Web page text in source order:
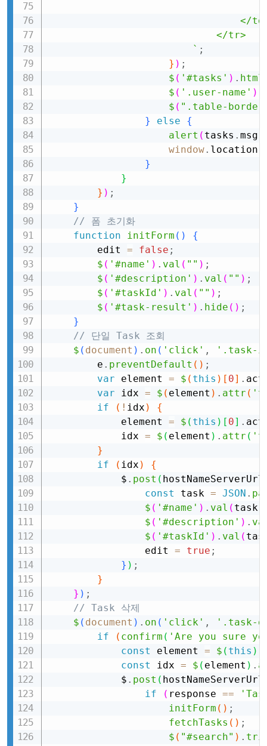
</
                            </tr>
` ;
} ) ;
$ ( '#tasks' ) . html
$ ( '.user-name' )
$ ( ".table-
}
else
{
alert ( tasks . msg
window. location
}
}
} ) ;
}
// 폼 초기화
function
initForm ( )
{
        edit
= false ;
$ ( '#name' ) . val ( "" ) ;
$ ( '#description' ) . val ( "" ) ;
$ ( '#taskId' ) . val ( "" ) ;
$ ( '#task-result' ) . hide ( ) ;
}
// 단일 Task 조회
$ ( document ) . on ( 'click' ,
'.task-
        e
. preventDefault ( ) ;
var element = $ ( this ) [ 0] .
var idx = $ ( element ) . attr (
if
( ! idx )
{
            element
= $ ( this ) [ 0] .
            idx
= $ ( element ) . attr (
}
if
( idx )
{
            $
. post (
const task = JSON .
$ ( '#name' ) . val ( task
$ ( '#description' ) .
$ ( '#taskId' ) . val (
                edit
= true ;
} ) ;
}
} ) ;
// Task 삭제
$ ( document ) . on ( 'click' ,
'.task-
if
( confirm ( 'Are you sure
const element = $ ( this )
const idx = $ ( element ) .
            $
. post (
if
( response ==
initForm ( ) ;
fetchTasks ( ) ;
$ ( "#search" ) .